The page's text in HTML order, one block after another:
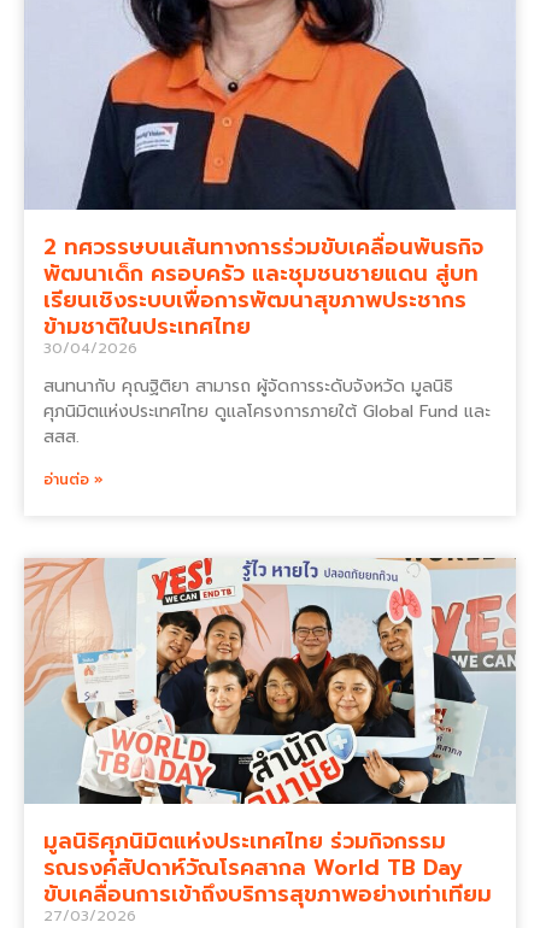
2 ทศวรรษบนเส้นทางการร่วมขับเคลื่อนพันธกิจ
พัฒนาเด็ก ครอบครัว และชุมชนชายแดน สู่บท
เรียนเชิงระบบเพื่อการพัฒนาสุขภาพประชากร
ข้ามชาติในประเทศไทย
30/04/2026
สนทนากับ คุณฐิติยา สามารถ ผู้จัดการระดับจังหวัด มูลนิธิ
ศุภนิมิตแห่งประเทศไทย ดูแลโครงการภายใต้ Global Fund และ
สสส.
อ่านต่อ »
มูลนิธิศุภนิมิตแห่งประเทศไทย ร่วมกิจกรรม
รณรงค์สัปดาห์วัณโรคสากล World TB Day
ขับเคลื่อนการเข้าถึงบริการสุขภาพอย่างเท่าเทียม
27/03/2026